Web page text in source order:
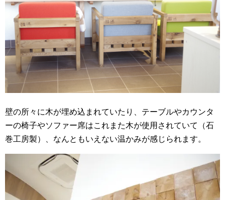
壁の所々に木が埋め込まれていたり、テーブルやカウンタ
ーの椅子やソファー席はこれまた木が使用されていて（石
巻工房製）、なんともいえない温かみが感じられます。